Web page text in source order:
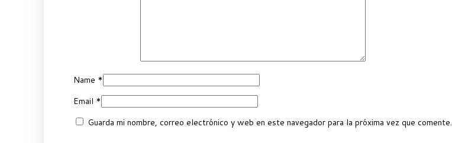
Name *
Email *
Guarda mi nombre, correo electrónico y web en este navegador para la próxima vez que comente.